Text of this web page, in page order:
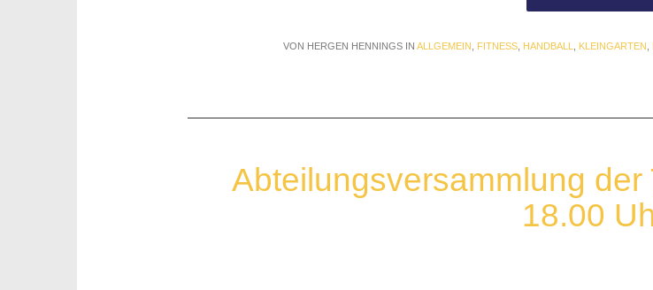
VON HERGEN HENNINGS IN ALLGEMEIN FITNESS, HANDBALL KLEINGARTEN
Abteilungsversammlung
18.00